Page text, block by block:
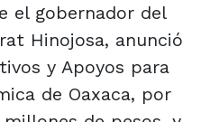
el gobernador del
Hinojosa, anunció
y Apoyos para
de Oaxaca, por